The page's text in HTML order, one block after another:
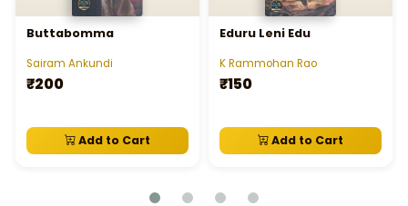
Buttabomma
Sairam Ankundi
₹200
Add to Cart
Eduru Leni Edu
K Rammohan Rao
₹150
Add to Cart